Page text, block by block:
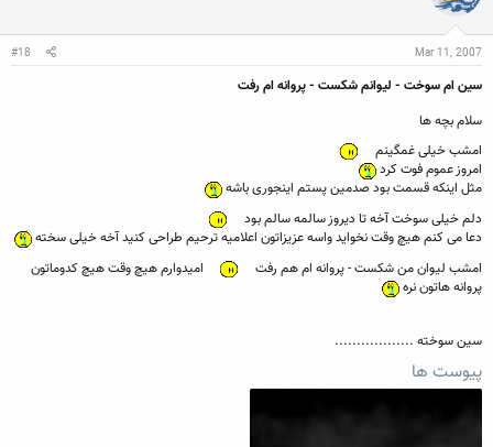
Mar 11, 2007
#18
سین ام سوخت - لیوانم شکست - پروانه ام رفت
سلام بچه ها
امشب خیلی غمگینم
امروز عموم فوت کرد
مثل اینکه قسمت بود صدمین پستم اینجوری باشه
دلم خیلی سوخت آخه تا دیروز سالمه سالم بود
دعا می کنم هیچ وقت نخواید واسه عزیزاتون اعلامیه ترحیم طراحی کنید آخه خیلی سخته
امشب لیوان من شکست - پروانه ام هم رفت
امیدوارم هیچ وقت هیچ کدوماتون
پروانه هاتون نره
سین سوخته ..................
پیوست ها